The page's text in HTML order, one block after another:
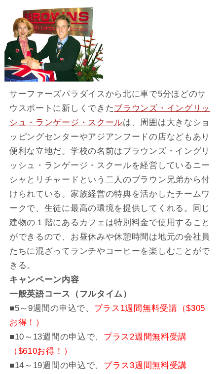
サーファーズパラダイスから北に車で5分ほどのサ
ウスポートに新しくできたブラウンズ・イングリッ
シュ・ランゲージ・スクールは、周囲は大きなショ
ッピングセンターやアジアンフードの店などもあり
便利な立地だ。学校の名前はブラウンズ・イングリ
ッシュ・ランゲージ・スクールを経営しているニー
シャとリチャードという二人のブラウン兄弟から付
けられている。家族経営の特典を活かしたチームワ
ークで、生徒に最高の環境を提供してくれる。同じ
建物の１階にあるカフェは特別料金で使用すること
ができるので、お昼休みや休憩時間は地元の会社員
たちに混ざってランチやコーヒーを楽しむことがで
きる。
キャンペーン内容
一般英語コース（フルタイム）
■5～9週間の申込で、 プラス1週間無料受講（$305
お得！）
■10～13週間の申込で、 プラス2週間無料受講
（$610お得！）
■14～19週間の申込で、 プラス3週間無料受講